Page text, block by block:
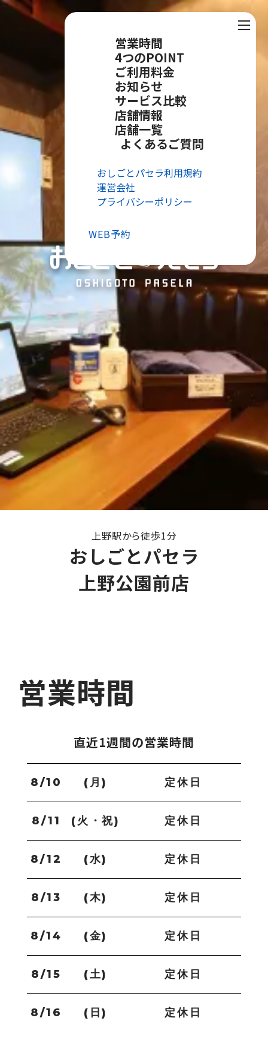
営業時間
4つのPOINT
ご利用料金
お知らせ
サービス比較
店舗情報
店舗一覧
よくあるご質問
おしごとパセラ利用規約
運営会社
プライバシーポリシー
WEB予約
上野駅から徒歩1分
おしごとパセラ
上野公園前店
営業時間
直近1週間の営業時間
8/10 (月) 定休日
8/11 (火・祝) 定休日
8/12 (水) 定休日
8/13 (木) 定休日
8/14 (金) 定休日
8/15 (土) 定休日
8/16 (日) 定休日